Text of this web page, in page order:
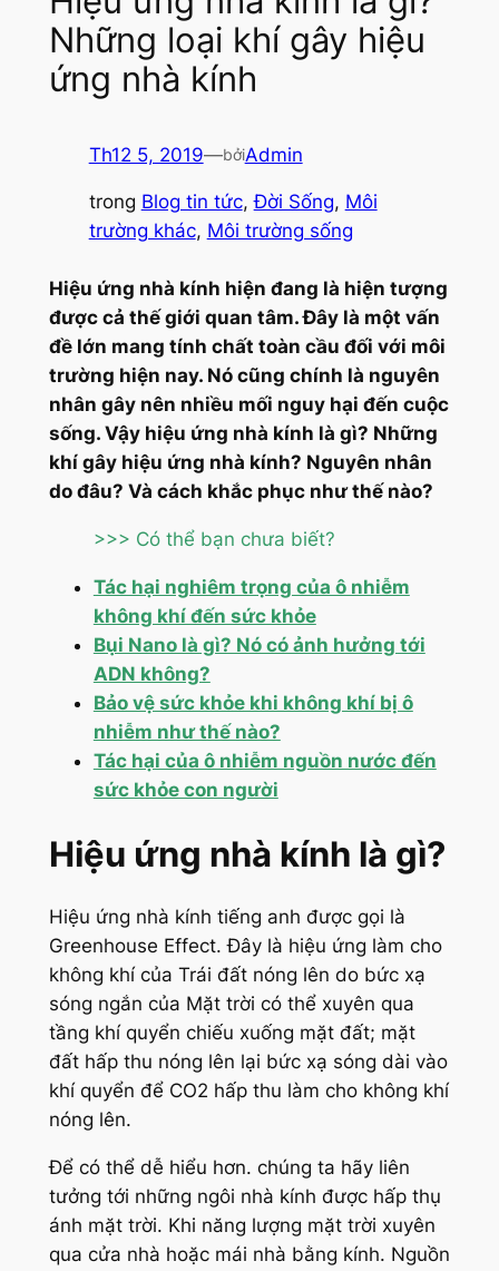
Những loại khí gây hiệu
ứng nhà kính
Th12 5, 2019—bởiAdmin
trong Blog tin tức, Đời Sống, Môi
trường khác, Môi trường sống
Hiệu ứng nhà kính hiện đang là hiện tượng
được cả thế giới quan tâm. Đây là một vấn
đề lớn mang tính chất toàn cầu đối với môi
trường hiện nay. Nó cũng chính là nguyên
nhân gây nên nhiều mối nguy hại đến cuộc
sống. Vậy hiệu ứng nhà kính là gì? Những
khí gây hiệu ứng nhà kính? Nguyên nhân
do đâu? Và cách khắc phục như thế nào?
>>> Có thể bạn chưa biết?
Tác hại nghiêm trọng của ô nhiễm
không khí đến sức khỏe
Bụi Nano là gì? Nó có ảnh hưởng tới
ADN không?
Bảo vệ sức khỏe khi không khí bị ô
nhiễm như thế nào?
Tác hại của ô nhiễm nguồn nước đến
sức khỏe con người
Hiệu ứng nhà kính là gì?
Hiệu ứng nhà kính tiếng anh được gọi là
Greenhouse Effect. Đâylà hiệu ứng làm cho
không khí của Trái đất nóng lên do bức xạ
sóng ngắn của Mặt trời có thể xuyên qua
tầng khí quyển chiếu xuống mặt đất; mặt
đất hấp thu nóng lên lại bức xạ sóng dài vào
khí quyển để CO2 hấp thu làm cho không khí
nóng lên.
Để có thể dễ hiểu hơn. chúng ta hãy liên
tưởng tới những ngôi nhà kính được hấp thụ
ánh mặt trời. Khi năng lượng mặt trời xuyên
qua cửa nhà hoặc mái nhà bằng kính. Nguồn